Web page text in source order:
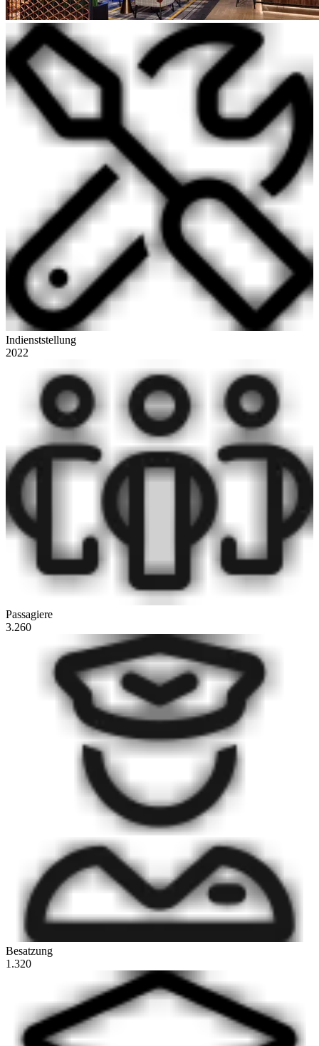
Indienststellung
2022
Passagiere
3.260
Besatzung
1.320